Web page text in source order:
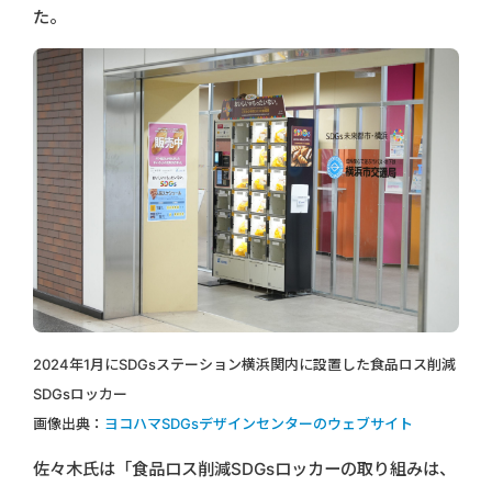
た。
2024年1月にSDGsステーション横浜関内に設置した食品ロス削減
SDGsロッカー
画像出典： ヨコハマSDGsデザインセンターのウェブサイト
佐々木氏は「食品ロス削減SDGsロッカーの取り組みは、